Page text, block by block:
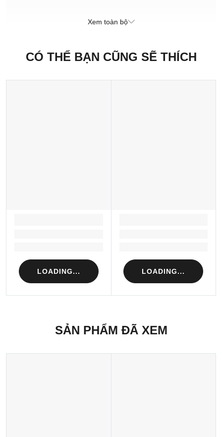
CÔNG TY CỔ PHẦN MAISON RETAIL MANAGEMENT
189-197 Dương Bá Trạc, Phường Chánh Hưng, Thành phố Hồ Chí
Xem toàn bộ
CÓ THỂ BẠN CŨNG SẼ THÍCH
LOADING... LOADING...
SẢN PHẨM ĐÃ XEM